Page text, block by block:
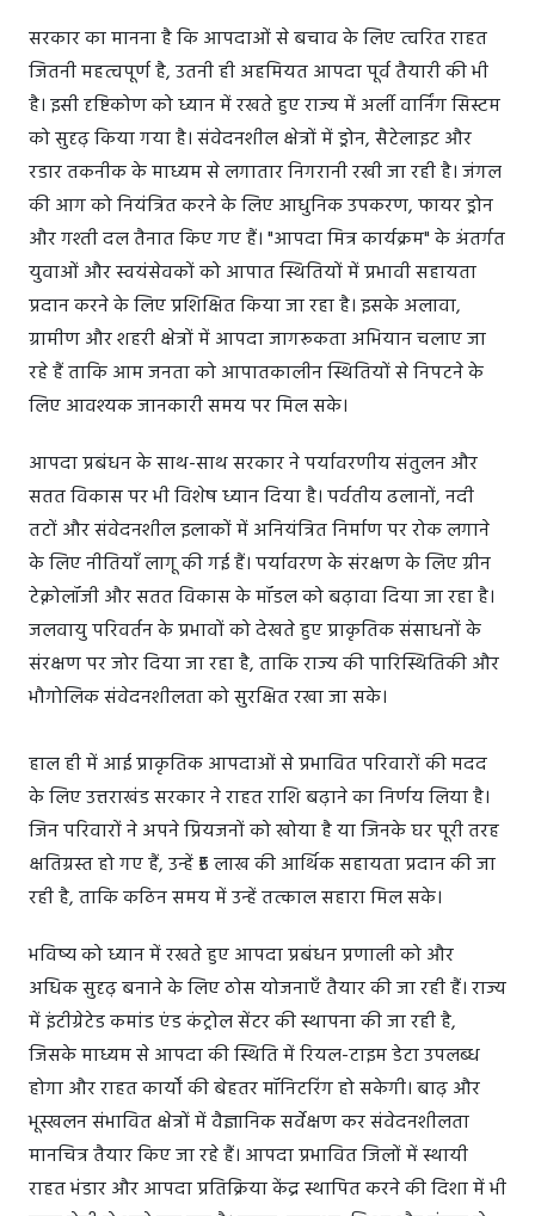
सरकार का मानना है कि आपदाओं से बचाव के लिए त्वरित राहत
जितनी महत्वपूर्ण है, उतनी ही अहमियत आपदा पूर्व तैयारी की भी
है। इसी दृष्टिकोण को ध्यान में रखते हुए राज्य में अर्ली वार्निंग सिस्टम
को सुदृढ़ किया गया है। संवेदनशील क्षेत्रों में ड्रोन, सैटेलाइट और
रडार तकनीक के माध्यम से लगातार निगरानी रखी जा रही है। जंगल
की आग को नियंत्रित करने के लिए आधुनिक उपकरण, फायर ड्रोन
और गश्ती दल तैनात किए गए हैं। "आपदा मित्र कार्यक्रम" के अंतर्गत
युवाओं और स्वयंसेवकों को आपात स्थितियों में प्रभावी सहायता
प्रदान करने के लिए प्रशिक्षित किया जा रहा है। इसके अलावा,
ग्रामीण और शहरी क्षेत्रों में आपदा जागरूकता अभियान चलाए जा
रहे हैं ताकि आम जनता को आपातकालीन स्थितियों से निपटने के
लिए आवश्यक जानकारी समय पर मिल सके।
आपदा प्रबंधन के साथ-साथ सरकार ने पर्यावरणीय संतुलन और
सतत विकास पर भी विशेष ध्यान दिया है। पर्वतीय ढलानों, नदी
तटों और संवेदनशील इलाकों में अनियंत्रित निर्माण पर रोक लगाने
के लिए नीतियाँ लागू की गई हैं। पर्यावरण के संरक्षण के लिए ग्रीन
टेक्नोलॉजी और सतत विकास के मॉडल को बढ़ावा दिया जा रहा है।
जलवायु परिवर्तन के प्रभावों को देखते हुए प्राकृतिक संसाधनों के
संरक्षण पर जोर दिया जा रहा है, ताकि राज्य की पारिस्थितिकी और
भौगोलिक संवेदनशीलता को सुरक्षित रखा जा सके।
हाल ही में आई प्राकृतिक आपदाओं से प्रभावित परिवारों की मदद
के लिए उत्तराखंड सरकार ने राहत राशि बढ़ाने का निर्णय लिया है।
जिन परिवारों ने अपने प्रियजनों को खोया है या जिनके घर पूरी तरह
क्षतिग्रस्त हो गए हैं, उन्हें ₹5 लाख की आर्थिक सहायता प्रदान की जा
रही है, ताकि कठिन समय में उन्हें तत्काल सहारा मिल सके।
भविष्य को ध्यान में रखते हुए आपदा प्रबंधन प्रणाली को और
अधिक सुदृढ़ बनाने के लिए ठोस योजनाएँ तैयार की जा रही हैं। राज्य
में इंटीग्रेटेड कमांड एंड कंट्रोल सेंटर की स्थापना की जा रही है,
जिसके माध्यम से आपदा की स्थिति में रियल-टाइम डेटा उपलब्ध
होगा और राहत कार्यों की बेहतर मॉनिटरिंग हो सकेगी। बाढ़ और
भूस्खलन संभावित क्षेत्रों में वैज्ञानिक सर्वेक्षण कर संवेदनशीलता
मानचित्र तैयार किए जा रहे हैं। आपदा प्रभावित जिलों में स्थायी
राहत भंडार और आपदा प्रतिक्रिया केंद्र स्थापित करने की दिशा में भी